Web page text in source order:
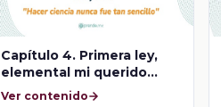
Capítulo 4. Primera ley,
elemental mi querido
Newton
Ver contenido